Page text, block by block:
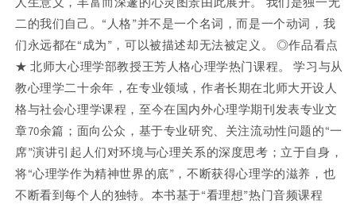
二的我们自己。“人格”并不是一个名词，而是一个动词，我
们永远都在“成为”，可以被描述却无法被定义。 ◎作品看点
★ 北师大心理学部教授王芳人格心理学热门课程。 学习与从
教心理学二十余年，在专业领域，作者长期在北师大开设人
格与社会心理学课程，至今在国内外心理学期刊发表专业文
章70余篇；面向公众，基于专业研究、关注流动性问题的“一
席”演讲引起人们对环境与心理关系的深度思考；立于自身，
将“心理学作为精神世界的底”，不断获得心理学的滋养，也
不断看到每个人的独特。本书基于“看理想”热门音频课程